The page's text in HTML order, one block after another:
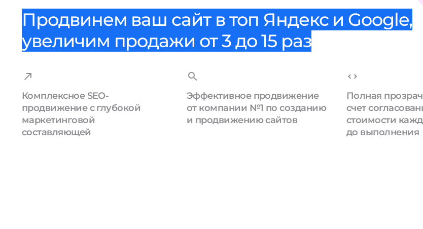
Продвинем ваш сайт в топ Яндекс и Google,
увеличим продажи от 3 до 15 раз
Комплексное SEO-
продвижение с глубокой
маркетинговой
составляющей
Эффективное продвижение
от компании №1 по созданию
и продвижению сайтов
Полная
счет
стоимости
до выполнения